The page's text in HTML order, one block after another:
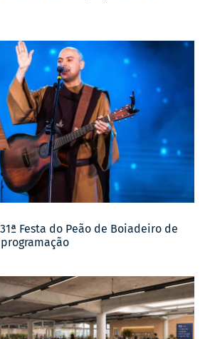
Festa do Peão de Boiadeiro de